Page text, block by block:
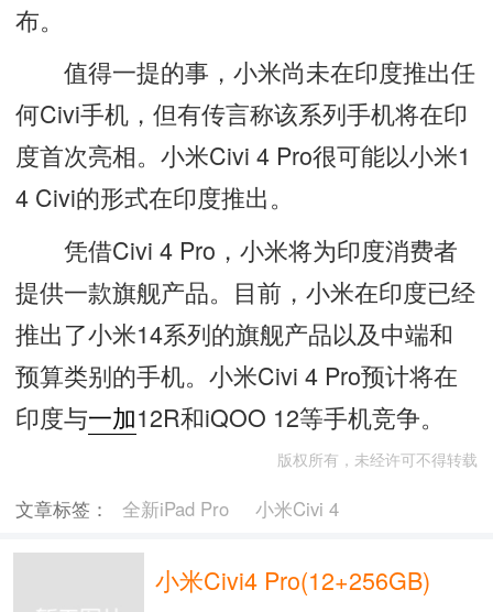
布。
值得一提的事，小米尚未在印度推出任
何Civi手机，但有传言称该系列手机将在印
度首次亮相。小米Civi 4 Pro很可能以小米1
4 Civi的形式在印度推出。
凭借Civi 4 Pro，小米将为印度消费者
提供一款旗舰产品。目前，小米在印度已经
推出了小米14系列的旗舰产品以及中端和
预算类别的手机。小米Civi 4 Pro预计将在
印度与一加12R和iQOO 12等手机竞争。
版权所有，未经许可不得转载
文章标签： 全新iPad Pro 小米Civi 4
小米Civi4 Pro(12+256GB)